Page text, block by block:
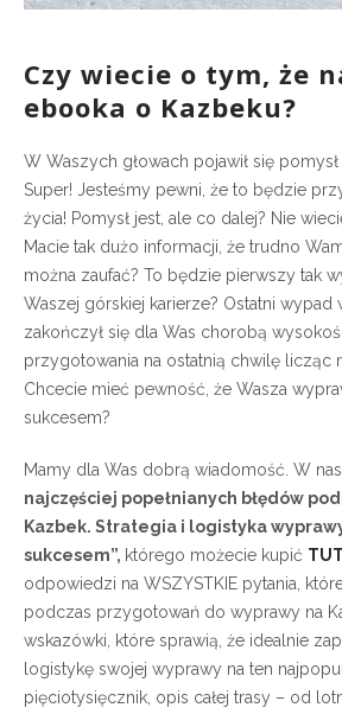
Czy wiecie o tym, że
ebooka o Kazbeku?
W Waszych głowach pojawił się
Super! Jesteśmy pewni, że to będzie
życia! Pomysł jest, ale co dalej? Nie
Macie tak dużo informacji, że trudno
można zaufać? To będzie pierwszy tak
Waszej górskiej karierze? Ostatni
zakończył się dla Was chorobą
przygotowania na ostatnią chwilę licząc
Chcecie mieć pewność, że Wasza
sukcesem?
Mamy dla Was dobrą wiadomość. W
najczęściej popełnianych błędów
Kazbek. Strategia i logistyka
sukcesem”, którego możecie kupić
odpowiedzi na WSZYSTKIE pytania,
podczas przygotowań do wyprawy na
wskazówki, które sprawią, że idealnie
logistykę swojej wyprawy na ten
pięciotysięcznik, opis całej trasy – od